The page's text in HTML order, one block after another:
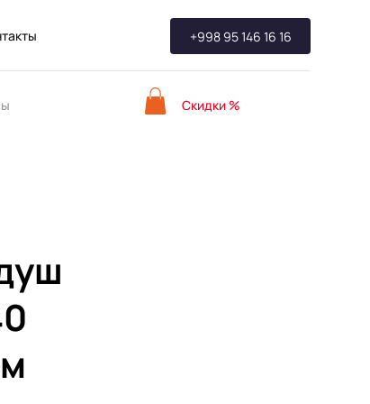
+998 95 146 16 16
Скидки %